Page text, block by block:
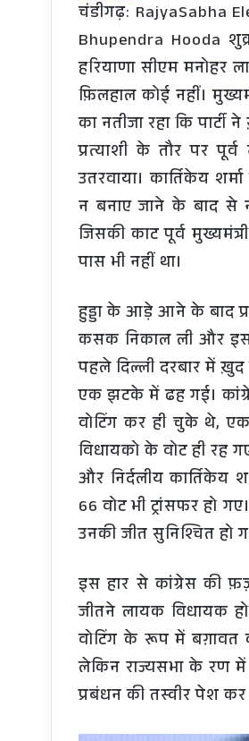
चंडीगढ़: RajyaSabha
Bhupendra Hooda
हरियाणा सीएम मनोहर
फ़िलहाल कोई नहीं।
का नतीजा रहा कि
प्रत्याशी के तौर पर
उतरवाया। कार्तिकेय
न बनाए जाने के बाद से
जिसकी काट पूर्व
पास भी नहीं था।
हुड्डा के आड़े आने के बाद
कसक निकाल ली और
पहले दिल्ली दरबार में
एक झटके में ढह गई।
वोटिंग कर ही चुके थे,
विधायको के वोट ही रह
और निर्दलीय कार्तिकेय
66 वोट भी ट्रांसफर हो
उनकी जीत सुनिश्चित हो
इस हार से कांग्रेस की
जीतने लायक विधायक
वोटिंग के रूप में बग़ावत
लेकिन राज्यसभा के रण में
प्रबंधन की तस्वीर पेश कर